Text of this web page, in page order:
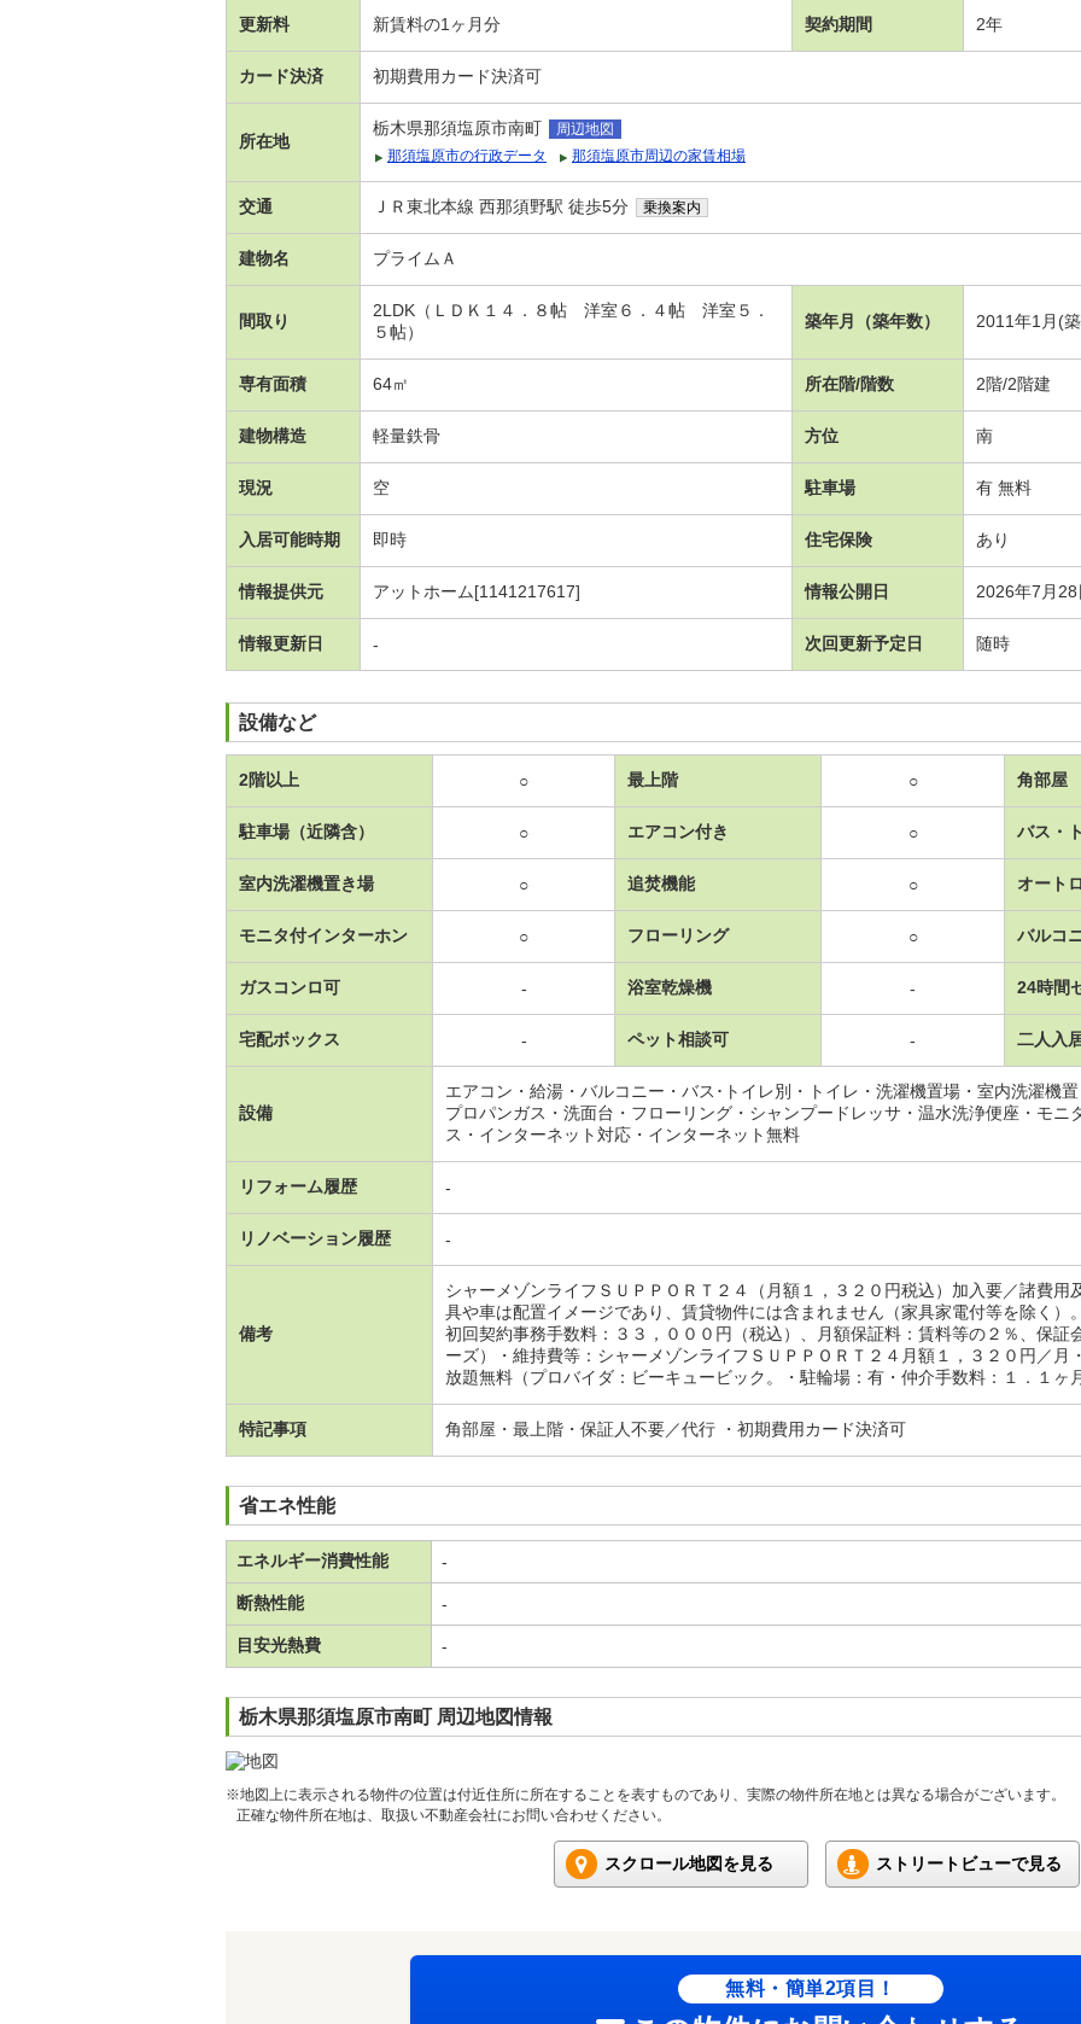
更新料 新賃料の1ヶ月分 契約期間 2年
カード決済 初期費用カード決済可
所在地
栃木県那須塩原市南町
周辺地図
那須塩原市の行政データ
那須塩原市周辺の家賃相場
交通 ＪＲ東北本線 西那須野駅 徒歩5分 乗換案内
建物名 プライムＡ
間取り
2LDK（ＬＤＫ１４．８帖 洋室６．４帖 洋室５．
５帖）
築年月（築年数） 2011年1月(
専有面積 64㎡ 所在階/階数 2階/2階建
建物構造 軽量鉄骨 方位 南
現況 空 駐車場 有 無料
入居可能時期 即時 住宅保険 あり
情報提供元 アットホーム[1141217617] 情報公開日 2026年7月28
情報更新日 - 次回更新予定日 随時
設備など
2階以上 ○ 最上階 ○ 角部屋
駐車場（近隣含） ○ エアコン付き ○ バス・
室内洗濯機置き場 ○ 追焚機能 ○ オート
モニタ付インターホン ○ フローリング ○ バルコ
ガスコンロ可 - 浴室乾燥機 - 24時間
宅配ボックス - ペット相談可 - 二人入
設備
エアコン・給湯・バルコニー・バス･トイレ別・トイレ・洗濯機置場・室内洗濯機
プロパンガス・洗面台・フローリング・シャンプードレッサ・温水洗浄便座・モニ
ス・インターネット対応・インターネット無料
リフォーム履歴 -
リノベーション履歴 -
備考
シャーメゾンライフＳＵＰＰＯＲＴ２４（月額１，３２０円税込）加入要／諸費
具や車は配置イメージであり、賃貸物件には含まれません（家具家電付等を除く）
初回契約事務手数料：３３，０００円（税込）、月額保証料：賃料等の２％、保証
ーズ）・維持費等：シャーメゾンライフＳＵＰＰＯＲＴ２４月額１，３２０円／月
放題無料（プロバイダ：ビーキュービック。・駐輪場：有・仲介手数料：１．１ヶ
特記事項 角部屋・最上階・保証人不要／代行 ・初期費用カード決済可
省エネ性能
エネルギー消費性能 -
断熱性能 -
目安光熱費 -
栃木県那須塩原市南町 周辺地図情報
※地図上に表示される物件の位置は付近住所に所在することを表すものであり、実際の物件所在地とは異なる場合がございます。
正確な物件所在地は、取扱い不動産会社にお問い合わせください。
スクロール地図を見る ストリートビューで見る
無料・簡単2項目！